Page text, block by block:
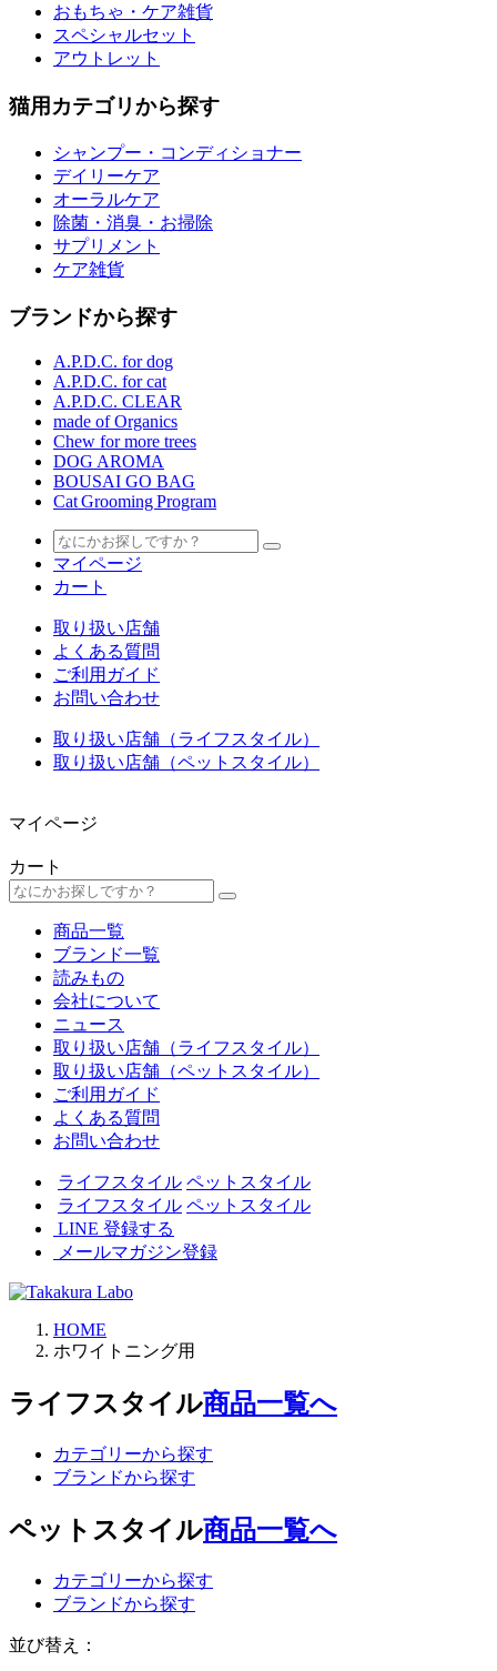
おもちゃ・ケア雑貨
スペシャルセット
アウトレット
猫用カテゴリから探す
シャンプー・コンディショナー
デイリーケア
オーラルケア
除菌・消臭・お掃除
サプリメント
ケア雑貨
ブランドから探す
A.P.D.C. for dog
A.P.D.C. for cat
A.P.D.C. CLEAR
made of Organics
Chew for more trees
DOG AROMA
BOUSAI GO BAG
Cat Grooming Program
マイページ
カート
取り扱い店舗
よくある質問
ご利用ガイド
お問い合わせ
取り扱い店舗（ライフスタイル）
取り扱い店舗（ペットスタイル）
マイページ
カート
商品一覧
ブランド一覧
読みもの
会社について
ニュース
取り扱い店舗（ライフスタイル）
取り扱い店舗（ペットスタイル）
ご利用ガイド
よくある質問
お問い合わせ
ライフスタイル ペットスタイル
ライフスタイル ペットスタイル
LINE 登録する
メールマガジン登録
HOME
ホワイトニング用
ライフスタイル商品一覧へ
カテゴリーから探す
ブランドから探す
ペットスタイル商品一覧へ
カテゴリーから探す
ブランドから探す
並び替え：